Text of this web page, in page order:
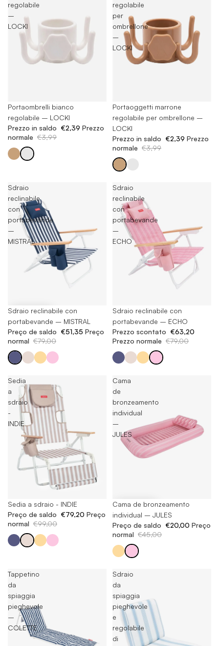
regolabile
–
LOCKI
Esaurito
Portaombrelli bianco
regolabile – LOCKI
Prezzo in saldo €2,39 Prezzo
normale €3,99
regolabile
per
ombrellone
–
LOCKI
Esaurito
Portaoggetti marrone
regolabile per ombrellone –
LOCKI
Prezzo in saldo €2,39 Prezzo
normale €3,99
Sdraio
reclinabile
con
portabevande
–
MISTRAL
-35%
Sdraio reclinabile con
portabevande – MISTRAL
Preço de saldo €51,35 Preço
normal €79,00
Sdraio
reclinabile
con
portabevande
–
ECHO
Esaurito
Sdraio reclinabile con
portabevande – ECHO
Prezzo scontato €63,20
Prezzo normale €79,00
Sedia
a
sdraio
-
INDIE
Esaurito
Sedia a sdraio - INDIE
Preço de saldo €79,20 Preço
normal €99,00
Cama
de
bronzeamento
individual
–
JULES
-55%
Cama de bronzeamento
individual – JULES
Preço de saldo €20,00 Preço
normal €45,00
Tappetino
da
spiaggia
pieghevole
–
COLETTE
Sdraio
da
spiaggia
pieghevole
e
regolabile
di